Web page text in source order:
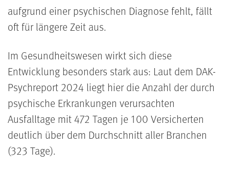
aufgrund einer psychischen Diagnose fehlt, fällt
oft für längere Zeit aus.
Im Gesundheitswesen wirkt sich diese
Entwicklung besonders stark aus: Laut dem DAK-
Psychreport 2024 liegt hier die Anzahl der durch
psychische Erkrankungen verursachten
Ausfalltage mit 472 Tagen je 100 Versicherten
deutlich über dem Durchschnitt aller Branchen
(323 Tage).